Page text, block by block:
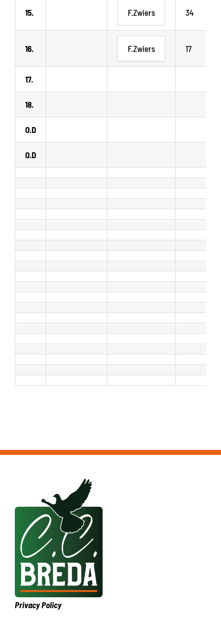
15. F.Zwiers 34
16. F.Zwiers 17
17.
18.
O.D
O.D
Privacy Policy